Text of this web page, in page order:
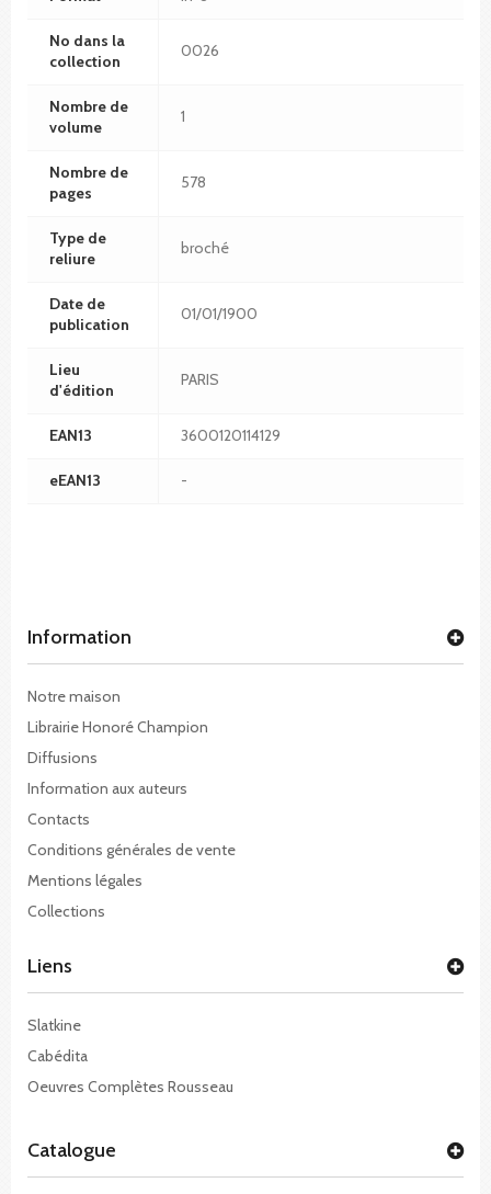
No dans la
collection
0026
Nombre de
volume
1
Nombre de
pages
578
Type de
reliure
broché
Date de
publication
01/01/1900
Lieu
d'édition
PARIS
EAN13 3600120114129
eEAN13 -
Information
Notre maison
Librairie Honoré Champion
Diffusions
Information aux auteurs
Contacts
Conditions générales de vente
Mentions légales
Collections
Liens
Slatkine
Cabédita
Oeuvres Complètes Rousseau
Catalogue